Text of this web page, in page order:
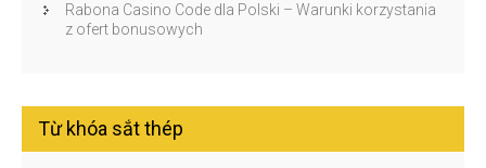
Rabona Casino Code dla Polski – Warunki korzystania
z ofert bonusowych
Từ khóa sắt thép